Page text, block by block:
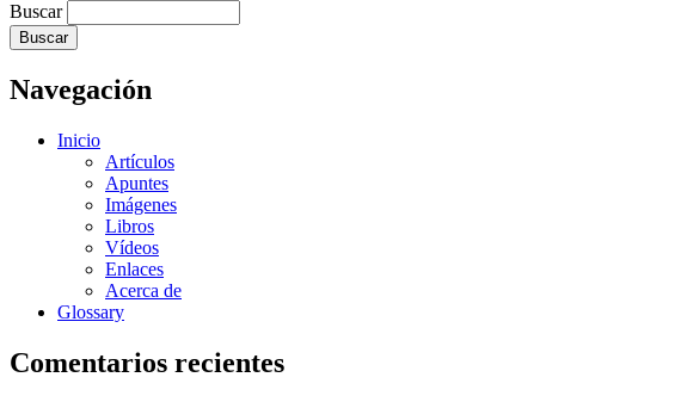
Buscar
Navegación
Inicio
Artículos
Apuntes
Imágenes
Libros
Vídeos
Enlaces
Acerca de
Glossary
Comentarios recientes